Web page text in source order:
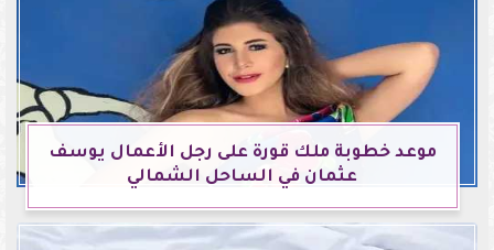
موعد خطوبة ملك قورة على رجل الأعمال يوسف
عثمان في الساحل الشمالي